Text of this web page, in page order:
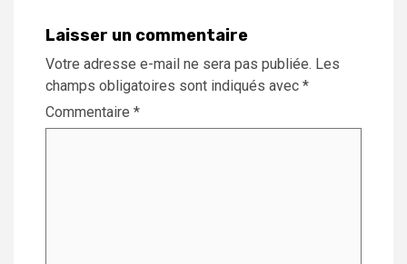
Laisser un commentaire
Votre adresse e-mail ne sera pas publiée. Les
champs obligatoires sont indiqués avec *
Commentaire *